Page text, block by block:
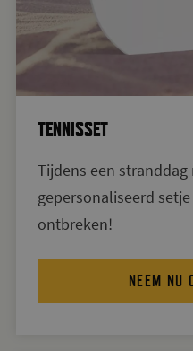
TENNISSET
Tijdens een stranddag
gepersonaliseerd
ontbreken!
NEEM NU